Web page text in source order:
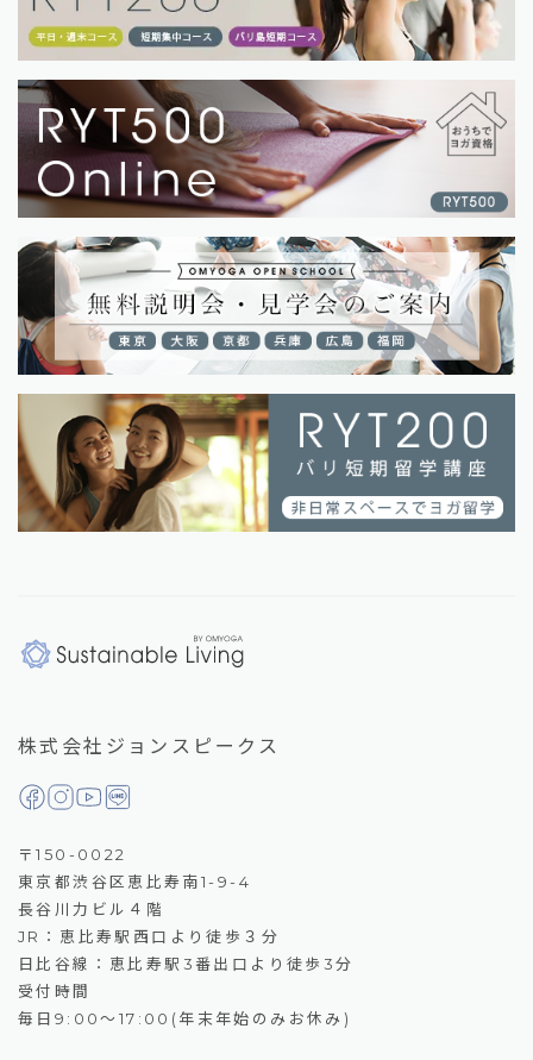
株式会社ジョンスピークス
〒150-0022
東京都渋谷区恵比寿南1-9-4
長谷川力ビル４階
JR：恵比寿駅西口より徒歩３分
日比谷線：恵比寿駅3番出口より徒歩3分
受付時間
毎日9:00～17:00(年末年始のみお休み)